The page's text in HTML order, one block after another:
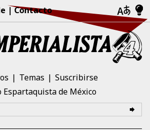
Contacto
Temas
Suscribirse
Espartaquista de México